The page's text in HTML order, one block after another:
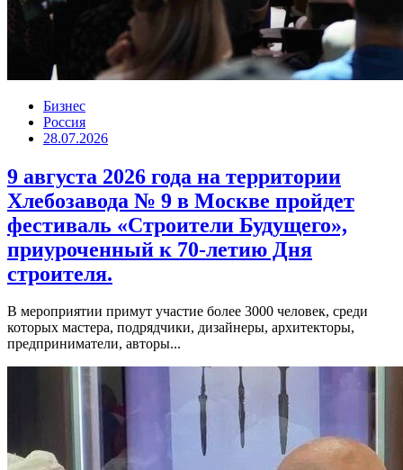
Бизнес
Россия
28.07.2026
9 августа 2026 года на территории
Хлебозавода № 9 в Москве пройдет
фестиваль «Строители Будущего»,
приуроченный к 70-летию Дня
строителя.
В мероприятии примут участие более 3000 человек, среди
которых мастера, подрядчики, дизайнеры, архитекторы,
предприниматели, авторы...